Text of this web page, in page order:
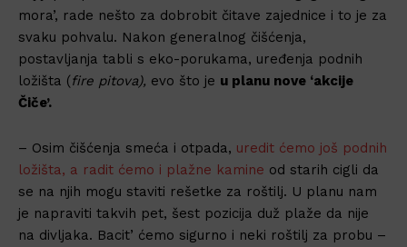
mora’, rade nešto za dobrobit čitave zajednice i to je za
svaku pohvalu. Nakon generalnog čišćenja,
postavljanja tabli s eko-porukama, uređenja podnih
ložišta (fire pitova), evo što je u planu nove ‘akcije
Čiče’.
– Osim čišćenja smeća i otpada, uredit ćemo još podnih
ložišta, a radit ćemo i plažne kamine od starih cigli da
se na njih mogu staviti rešetke za roštilj. U planu nam
je napraviti takvih pet, šest pozicija duž plaže da nije
na divljaka. Bacit’ ćemo sigurno i neki roštilj za probu –